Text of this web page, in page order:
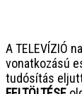
A TELEVÍZIÓ
vonatkozású
tudósítás